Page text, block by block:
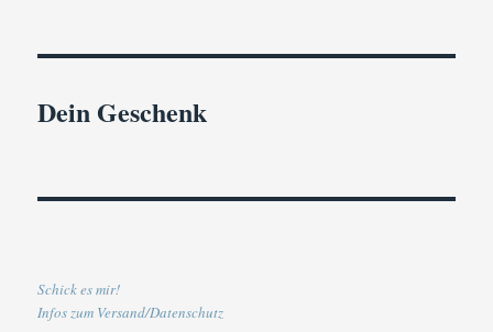
Dein Geschenk
Schick es mir!
Infos zum Versand/Datenschutz